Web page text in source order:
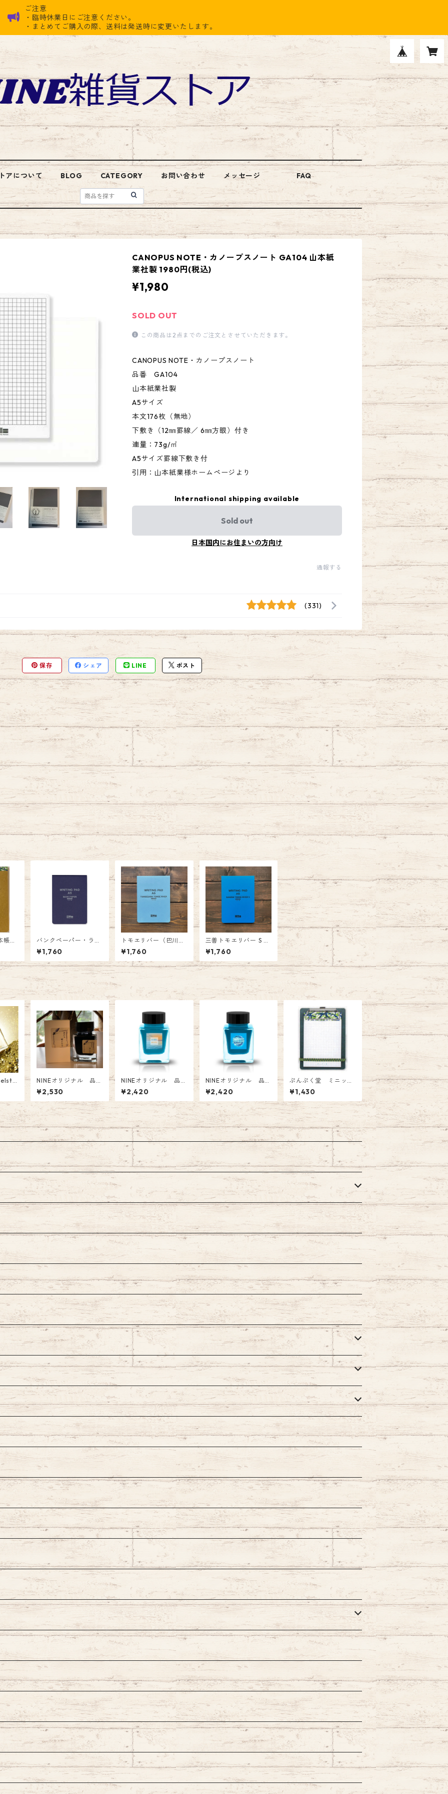
ご注意
・臨時休業日にご注意ください。
・まとめてご購入の際、送料は発送時に変更いたします。
アについて BLOG CATEGORY お問い合わせ メッセージ FAQ
CANOPUS NOTE・カノープスノート GA104 山本紙
業社製 1980円(税込)
¥1,980
SOLD OUT
この商品は2点までのご注文とさせていただきます。
CANOPUS NOTE・カノープスノート
品番 GA104
山本紙業社製
A5サイズ
本文176枚（無地）
下敷き（12㎜罫線／ 6㎜方眼）付き
連量：73g/㎡
A5サイズ罫線下敷き付
引用：山本紙業様ホームページより
International shipping available
Sold out
日本国内にお住まいの方向け
通報する
(331)
保存 シェア LINE ポスト
帳
バンクペーパー・ライ
ティングパッド WRI
TING PAD A5 MPA5-0
06
¥1,760
トモエリバー（巴川製
紙所 トモエリバー）
WRITING PAD A5
¥1,760
三善トモエリバー S W
RITING PAD A5
¥1,760
NINEオリジナル 品
番:NI-045 Tono&Lims
コラボインク「雨のち
ハレルヤ～銀鼠〜」 1
0周年記念オリジナル
オリジナル Fountain
Pen Ink
¥2,530
NINEオリジナル 品
番:NI-018 Tono&Lims
コラボインク「 あの夏
も 海も 空も」 オリジ
ナル Glass Pen Ink
¥2,420
NINEオリジナル 品
番:NI-017 Tono&Lims
コラボインク「 Septe
mber～Cyan～」オリ
ジナル Fountain Pen
Ink
¥2,420
ぷんぷく堂 ミニッパ
チ（みどり） P-113
¥1,430